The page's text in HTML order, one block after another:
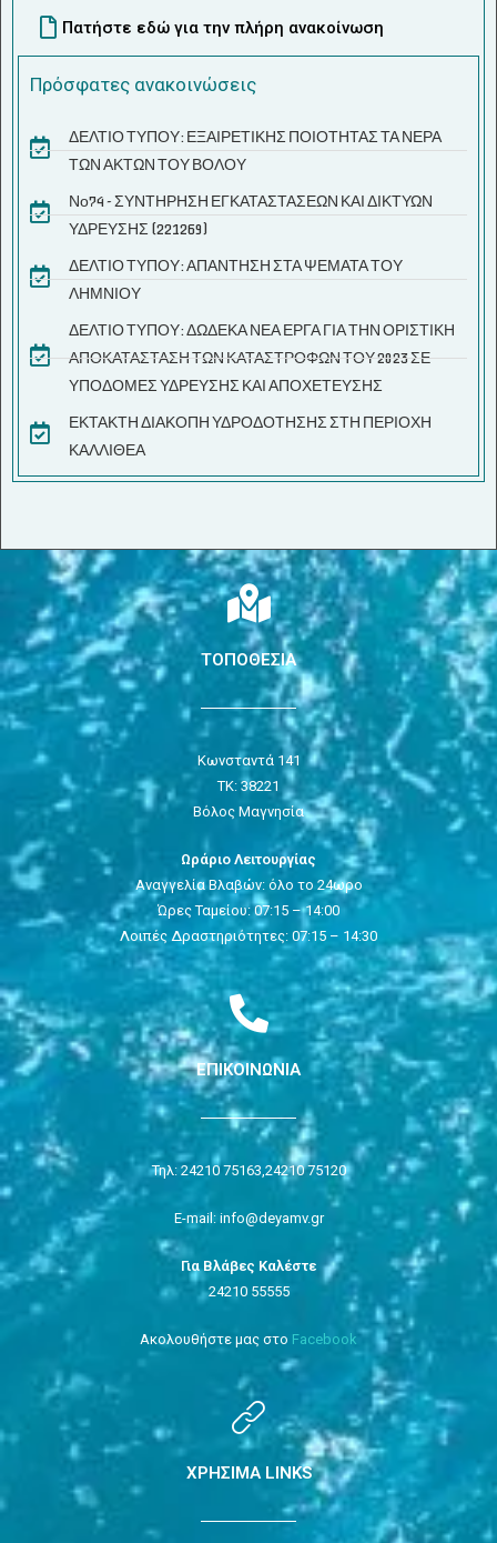
Πατήστε εδώ για την πλήρη ανακοίνωση
Πρόσφατες ανακοινώσεις
ΔΕΛΤΙΟ ΤΥΠΟΥ: ΕΞΑΙΡΕΤΙΚΗΣ ΠΟΙΟΤΗΤΑΣ ΤΑ ΝΕΡΑ
ΤΩΝ ΑΚΤΩΝ ΤΟΥ ΒΟΛΟΥ
Νο74 - ΣΥΝΤΗΡΗΣΗ ΕΓΚΑΤΑΣΤΑΣΕΩΝ ΚΑΙ ΔΙΚΤΥΩΝ
ΥΔΡΕΥΣΗΣ (221269)
ΔΕΛΤΙΟ ΤΥΠΟΥ: ΑΠΑΝΤΗΣΗ ΣΤΑ ΨΕΜΑΤΑ ΤΟΥ
ΛΗΜΝΙΟΥ
ΔΕΛΤΙΟ ΤΥΠΟΥ: ΔΩΔΕΚΑ ΝΕΑ ΕΡΓΑ ΓΙΑ ΤΗΝ ΟΡΙΣΤΙΚΗ
ΑΠΟΚΑΤΑΣΤΑΣΗ ΤΩΝ ΚΑΤΑΣΤΡΟΦΩΝ ΤΟΥ 2023 ΣΕ
ΥΠΟΔΟΜΕΣ ΥΔΡΕΥΣΗΣ ΚΑΙ ΑΠΟΧΕΤΕΥΣΗΣ
ΕΚΤΑΚΤΗ ΔΙΑΚΟΠΗ ΥΔΡΟΔΟΤΗΣΗΣ ΣΤΗ ΠΕΡΙΟΧΗ
ΚΑΛΛΙΘΕΑ
ΤΟΠΟΘΕΣΙΑ
Κωνσταντά 141
ΤΚ: 38221
Βόλος Μαγνησία
Ωράριο Λειτουργίας
Αναγγελία Βλαβών: όλο το 24ωρο
Ώρες Ταμείου: 07:15 – 14:00
Λοιπές Δραστηριότητες: 07:15 – 14:30
ΕΠΙΚΟΙΝΩΝΙΑ
Τηλ: 24210 75163, 24210 75120
E-mail: info@deyamv.gr
Για Βλάβες Καλέστε
24210 55555
Ακολουθήστε μας στο Facebook
ΧΡΗΣΙΜΑ LINKS